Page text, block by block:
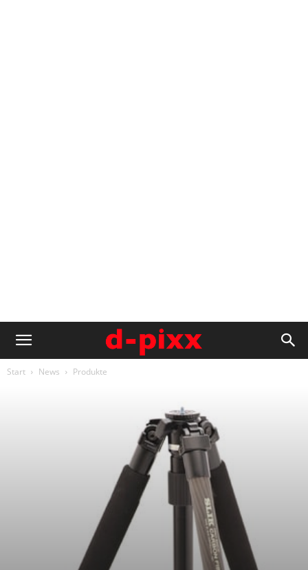
Start News Produkte